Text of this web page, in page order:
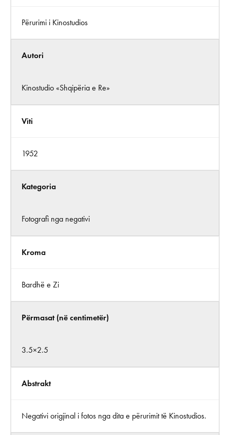
Përurimi i Kinostudios
Autori
Kinostudio «Shqipëria e Re»
Viti
1952
Kategoria
Fotografi nga negativi
Kroma
Bardhë e Zi
Përmasat (në centimetër)
3.5×2.5
Abstrakt
Negativi origjinal i fotos nga dita e përurimit të Kinostudios.